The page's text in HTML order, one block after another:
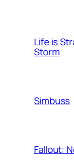
Life is
Storm
Simbuss
Fallout: